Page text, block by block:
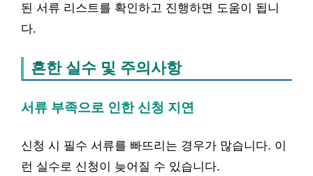
된 서류 리스트를 확인하고 진행하면 도움이 됩니
다.
흔한 실수 및 주의사항
서류 부족으로 인한 신청 지연
신청 시 필수 서류를 빠뜨리는 경우가 많습니다. 이
런 실수로 신청이 늦어질 수 있습니다.